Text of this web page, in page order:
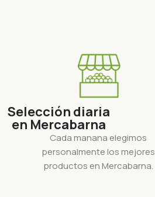
Selección diaria
en Mercabarna
Cada manana elegimos
personalmente los mejores
productos en Mercabarna.